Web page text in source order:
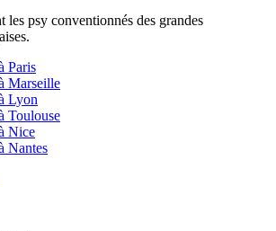
les psy conventionnés des grandes
Paris
Marseille
Lyon
Toulouse
Nice
Nantes